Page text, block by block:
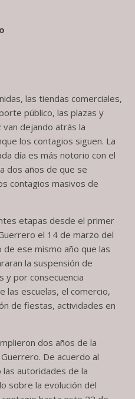
las tiendas comerciales,
público, las plazas y
van dejando atrás la
los contagios siguen. La
día es más notorio con el
dos años de que se
contagios masivos de
etapas desde el primer
el 14 de marzo del
ese mismo año que las
la suspensión de
y por consecuencia
las escuelas, el comercio,
de fiestas, actividades en
dos años de la
De acuerdo al
autoridades de la
sobre la evolución del